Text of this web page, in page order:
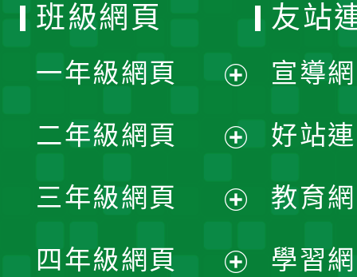
班級網頁
一年級網頁
開
選
單
二年級網頁
開
選
三年級網頁
四年級網頁
友站
宣導
好站
教育
學習